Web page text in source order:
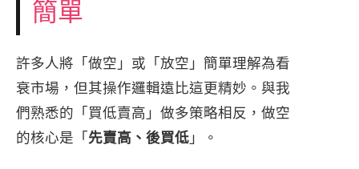
簡單
許多人將「做空」或「放空」簡單理解為看
衰市場，但其操作邏輯遠比這更精妙。與我
們熟悉的「買低賣高」做多策略相反，做空
的核心是「先賣高、後買低 」。